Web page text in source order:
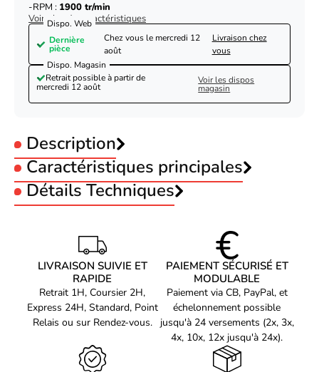
RPM : 1900 tr/min
Voir plus de caractéristiques
Dispo. Web
Dernière
pièce
Chez vous le mercredi 12
août
Livraison chez
vous
Dispo. Magasin
Retrait possible à partir de
mercredi 12 août
Voir les dispos
magasin
Description
Lian-Li UNI FAN TL Sans fil LCD ARGB PWM +
Contrôleur - Pack 3x120mm - Noir-Seconde
Vie-Très Bon Etat
Caractéristiques principales
Taille :120 mm
Eclairage RGB :
RGB
Rétroéclairage :Rétroéclairé
Couleur led :Blue,Green,Red
Niveau Sonore :27 dB
RPM :1900 tr/min
Détails Techniques
Vitesse minimale du
ventilateur
350 tr/min
Vitesse max. du
ventilateur
1900 tr/min
Débit d'air max. d'un
seul ventilateur
105,33 m³/h
2,9 mH2O
LIVRAISON SUIVIE ET
RAPIDE
Retrait 1H, Coursier 2H,
Express 24H, Standard, Point
Relais ou sur Rendez-vous.
PAIEMENT SÉCURISÉ ET
MODULABLE
Paiement via CB, PayPal, et
échelonnement possible
jusqu'à 24 versements (2x, 3x,
4x, 10x, 12x jusqu'à 24x).